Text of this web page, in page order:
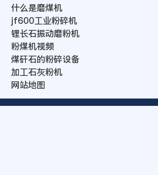
什么是磨煤机
jf600工业粉碎机
锂长石振动磨粉机
粉煤机视频
煤矸石的粉碎设备
加工石灰粉机
网站地图